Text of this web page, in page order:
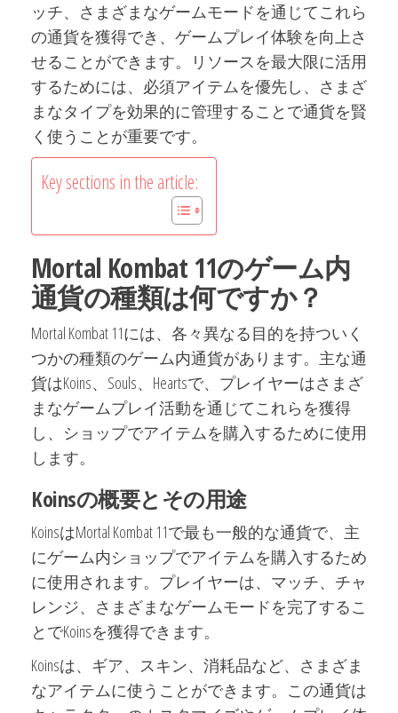
ッチ、さまざまなゲームモードを通じてこれら
の通貨を獲得でき、ゲームプレイ体験を向上さ
せることができます。リソースを最大限に活用
するためには、必須アイテムを優先し、さまざ
まなタイプを効果的に管理することで通貨を賢
く使うことが重要です。
Key sections in the article:
Mortal Kombat 11のゲーム内
通貨の種類は何ですか？
Mortal Kombat 11には、各々異なる目的を持ついく
つかの種類のゲーム内通貨があります。主な通
貨はKoins、Souls、Heartsで、プレイヤーはさまざ
まなゲームプレイ活動を通じてこれらを獲得
し、ショップでアイテムを購入するために使用
します。
Koinsの概要とその用途
KoinsはMortal Kombat 11で最も一般的な通貨で、主
にゲーム内ショップでアイテムを購入するため
に使用されます。プレイヤーは、マッチ、チャ
レンジ、さまざまなゲームモードを完了するこ
とでKoinsを獲得できます。
Koinsは、ギア、スキン、消耗品など、さまざま
なアイテムに使うことができます。この通貨は